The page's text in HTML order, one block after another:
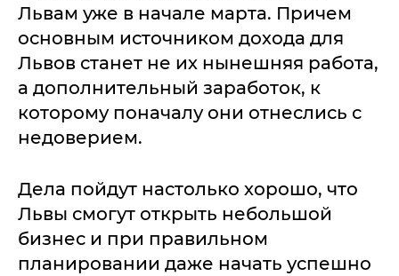
Львам уже в начале марта. Причем
основным источником дохода для
Львов станет не их нынешняя работа,
а дополнительный заработок, к
которому поначалу они отнеслись с
недоверием.
Дела пойдут настолько хорошо, что
Львы смогут открыть небольшой
бизнес и при правильном
планировании даже начать успешно